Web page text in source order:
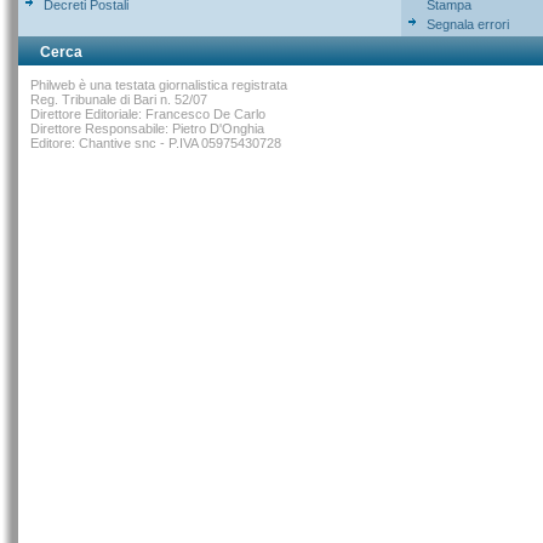
Decreti Postali
Stampa
Segnala errori
Cerca
Philweb è una testata giornalistica registrata
Reg. Tribunale di Bari n. 52/07
Direttore Editoriale: Francesco De Carlo
Direttore Responsabile: Pietro D'Onghia
Editore: Chantive snc - P.IVA 05975430728